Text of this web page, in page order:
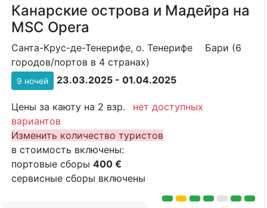
Канарские острова и Мадейра на
MSC Opera
Санта-Крус-де-Тенерифе, о. Тенерифе
Бари (6
городов/портов в 4 странах)
9 ночей 23.03.2025 - 01.04.2025
Цены за каюту на 2 взр.
нет доступных
вариантов
Изменить количество туристов
в стоимость включены:
портовые сборы 400 €
сервисные сборы включены